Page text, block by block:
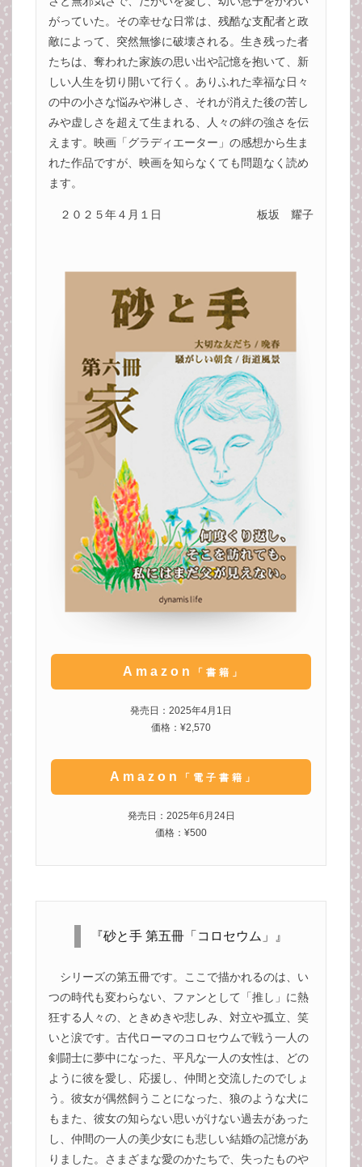
がっていた。その幸せな日常は、残酷な支配者と政
敵によって、突然無惨に破壊される。生き残った者
たちは、奪われた家族の思い出や記憶を抱いて、新
しい人生を切り開いて行く。ありふれた幸福な日々
の中の小さな悩みや淋しさ、それが消えた後の苦し
みや虚しさを超えて生まれる、人々の絆の強さを伝
えます。映画「グラディエーター」の感想から生ま
れた作品ですが、映画を知らなくても問題なく読め
ます。
２０２５年４月１日 板坂 耀子
Amazon 「書籍」
発売日：2025年4月1日
価格：¥2,570
Amazon 「電子書籍」
発売日：2025年6月24日
価格：¥500
『砂と手 第五冊「コロセウム」』
シリーズの第五冊です。ここで描かれるのは、い
つの時代も変わらない、ファンとして「推し」に熱
狂する人々の、ときめきや悲しみ、対立や孤立、笑
いと涙です。古代ローマのコロセウムで戦う一人の
剣闘士に夢中になった、平凡な一人の女性は、どの
ように彼を愛し、応援し、仲間と交流したのでしょ
う。彼女が偶然飼うことになった、狼のような犬に
もまた、彼女の知らない思いがけない過去があった
し、仲間の一人の美少女にも悲しい結婚の記憶があ
りました。さまざまな愛のかたちで、失ったものや